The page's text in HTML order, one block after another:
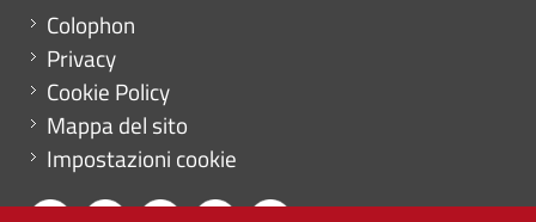
Menu footer
Colophon
Privacy
Cookie Policy
Mappa del sito
Impostazioni cookie